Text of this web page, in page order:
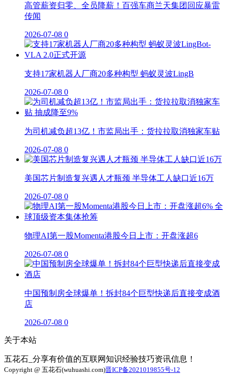
高管薪资归零、全员降薪！百强车商兰天集团回应暴雷
传闻
2026-07-08 0
支持17家机器人厂商20多种构型 蚂蚁灵波LingB
2026-07-08 0
为司机减负超13亿！市监局出手：货拉拉取消独家车贴
2026-07-08 0
美国芯片制造复兴遇人才瓶颈 半导体工人缺口近16万
2026-07-08 0
物理AI第一股Momenta港股今日上市：开盘涨超6
2026-07-08 0
中国预制房全球爆单！拆封84个巨型快递后直接变成酒
店
2026-07-08 0
关于本站
五花石_分享有价值的互联网知识经验技巧资讯信息！
Copyright @ 五花石(wuhuashi.com)晋ICP备2021019855号-12